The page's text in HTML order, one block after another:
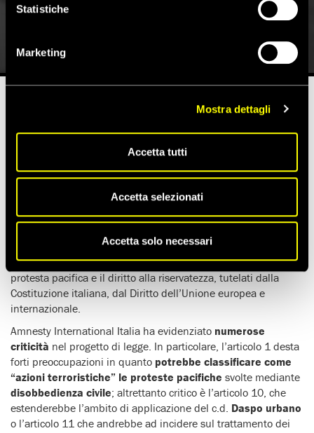
Statistiche
Marketing
Mostra dettagli
Accetta tutti
Accetta selezionati
Accetta solo necessari
legge
17 Maggio 2024
Antigone, è stata audita sul progetto di legge cosiddetto
sicurezza (A.C. 1660) proposto dal governo e attualmente al
Camera.
progetto di legge, se approvato senza modifiche,
gravi ripercussioni sui diritti fondamentali, come il diritto di
protesta pacifica e il diritto alla riservatezza, tutelati dalla
Costituzione italiana, dal Diritto dell’Unione europea e
internazionale.
Amnesty International Italia ha evidenziato numerose
criticità nel progetto di legge. In particolare, l’articolo 1 desta
forti preoccupazioni in quanto potrebbe classificare come
“azioni terroristiche” le proteste pacifiche svolte mediante
disobbedienza civile; altrettanto critico è l’articolo 10, che
estenderebbe l’ambito di applicazione del c.d. Daspo urbano
o l’articolo 11 che andrebbe ad incidere sul trattamento dei